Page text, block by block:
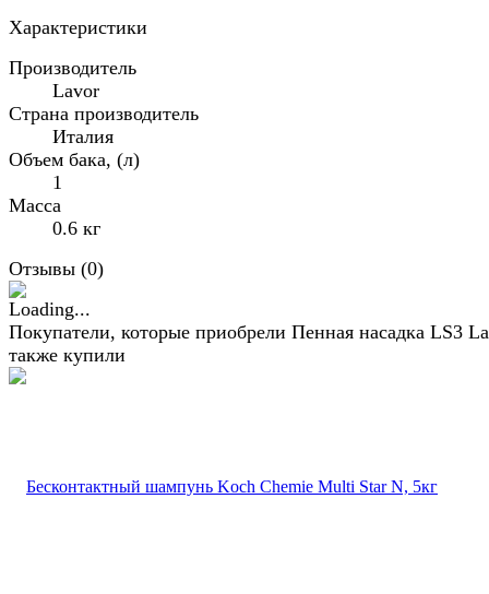
Характеристики
Производитель
Lavor
Страна производитель
Италия
Объем бака, (л)
1
Масса
0.6 кг
Отзывы (0)
Покупатели, которые приобрели Пенная насадка LS3
также купили